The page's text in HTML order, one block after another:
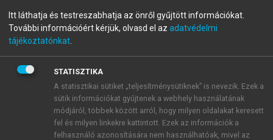
fiókoddal,vagy hozz létre új fiókot.
A regisztráció után apróbaidőszakautomatikusan
BELÉPÉS SAJÁT FIÓKKAL
ÚJ FIÓK LÉTREHOZÁSA
1 óra díjmentes hozzáférés
Itt láthatja és testreszabhatja az önről gyűjtött információkat.
További információért kérjük, olvasd el az adatvédelmi
tájékoztatónkat
STATISZTIKA
A statisztikai sütiket „teljesítménysütiknek” is nevezik. Ezek a
sütik információkat gyűjtenek a webhely használatának
módjáról, többek között arról, hogy milyen oldalakat keresett
fel és milyen linkekre kattintott. Ezek az információk a
felhasználó azonosítására nem használhatóak, mivel az